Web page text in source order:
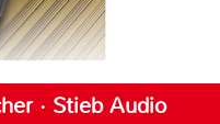
· Stieb Audio